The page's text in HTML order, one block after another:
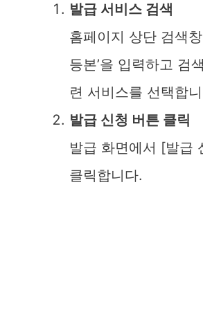
i
d
e
o
발급 서비스 검색
홈페이지 상단 검색
등본’을 입력하고 검
련 서비스를 선택합
발급 신청 버튼 클릭
발급 화면에서 [발급
클릭합니다.